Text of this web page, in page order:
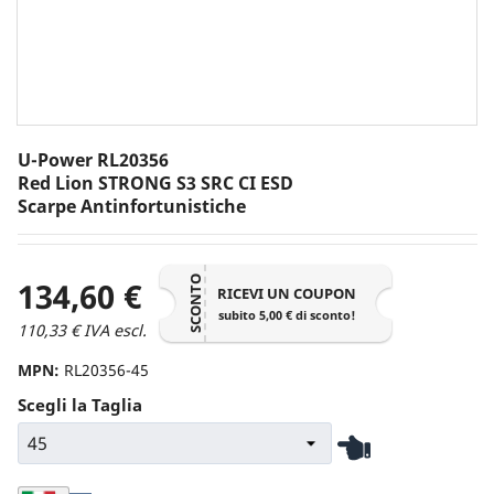
Primavera/Estate
Quattro Stagioni
Donna
Chiusura
Boa
Strappo
Altro
U-Power RL20356
Red Lion STRONG S3 SRC CI ESD
Scarpe Antinfortunistiche
134,60 €
110,33 € IVA escl. SCONTO RICEVI UN COUPON
subito 5,00 € di sconto!
MPN: RL20356-45
Scegli la Taglia